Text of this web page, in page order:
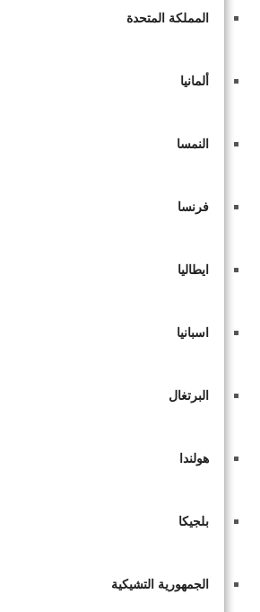
المملكة المتحدة
ألمانيا
النمسا
فرنسا
ايطاليا
اسبانيا
البرتغال
هولندا
بلجيكا
الجمهورية التشيكية